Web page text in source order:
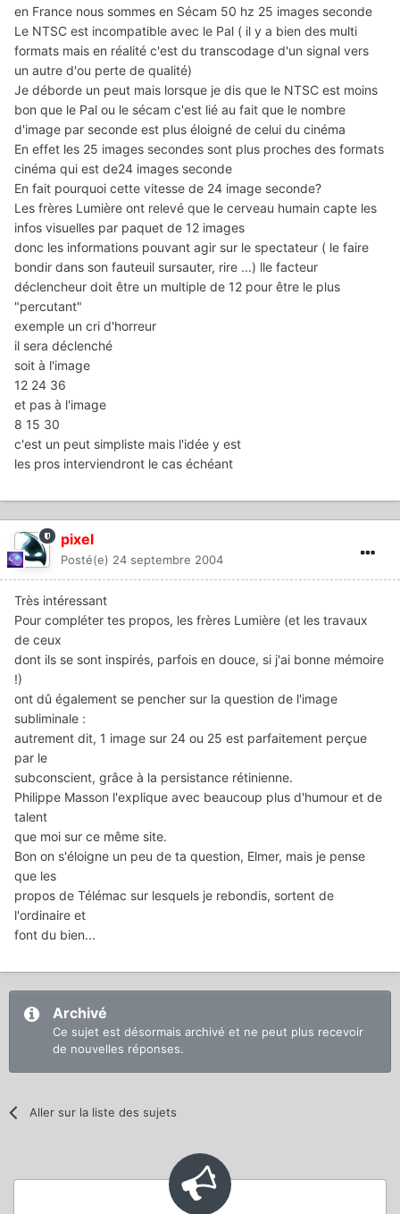
en France nous sommes en Sécam 50 hz 25 images seconde
Le NTSC est incompatible avec le Pal ( il y a bien des multi
formats mais en réalité c'est du transcodage d'un signal vers
un autre d'ou perte de qualité)
Je déborde un peut mais lorsque je dis que le NTSC est moins
bon que le Pal ou le sécam c'est lié au fait que le nombre
d'image par seconde est plus éloigné de celui du cinéma
En effet les 25 images secondes sont plus proches des formats
cinéma qui est de24 images seconde
En fait pourquoi cette vitesse de 24 image seconde?
Les frères Lumière ont relevé que le cerveau humain capte les
infos visuelles par paquet de 12 images
donc les informations pouvant agir sur le spectateur ( le faire
bondir dans son fauteuil sursauter, rire ...) lle facteur
déclencheur doit être un multiple de 12 pour être le plus
"percutant"
exemple un cri d'horreur
il sera déclenché
soit à l'image
12 24 36
et pas à l'image
8 15 30
c'est un peut simpliste mais l'idée y est
les pros interviendront le cas échéant
pixel
Posté(e) 24 septembre 2004
Très intéressant
Pour compléter tes propos, les frères Lumière (et les travaux
de ceux
dont ils se sont inspirés, parfois en douce, si j'ai bonne mémoire
!)
ont dû également se pencher sur la question de l'image
subliminale :
autrement dit, 1 image sur 24 ou 25 est parfaitement perçue
par le
subconscient, grâce à la persistance rétinienne.
Philippe Masson l'explique avec beaucoup plus d'humour et de
talent
que moi sur ce même site.
Bon on s'éloigne un peu de ta question, Elmer, mais je pense
que les
propos de Télémac sur lesquels je rebondis, sortent de
l'ordinaire et
font du bien...
Archivé
Ce sujet est désormais archivé et ne peut plus recevoir
de nouvelles réponses.
Aller sur la liste des sujets